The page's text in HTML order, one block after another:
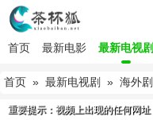
首页 最新电影 最新电视剧
首页 » 最新电视剧 » 海外剧